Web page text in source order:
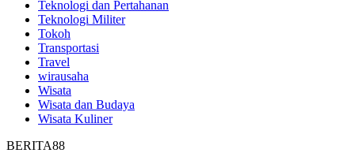
Teknologi dan Pertahanan
Teknologi Militer
Tokoh
Transportasi
Travel
wirausaha
Wisata
Wisata dan Budaya
Wisata Kuliner
BERITA88